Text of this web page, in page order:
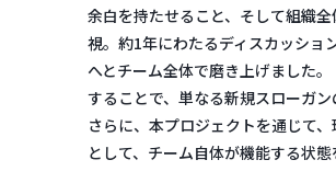
余白を持たせること、そして組織
視。約1年にわたるディスカッショ
へとチーム全体で磨き上げました
することで、単なる新規スローガ
さらに、本プロジェクトを通じて
として、チーム自体が機能する状態